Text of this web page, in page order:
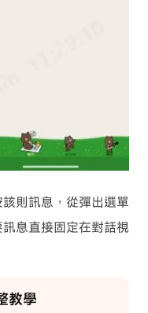
則訊息，從彈出選單
息直接固定在對話視
教學